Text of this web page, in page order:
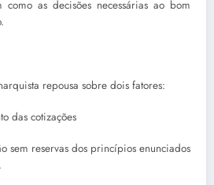
como as decisões necessárias ao bom
repousa sobre dois fatores:
das cotizações
sem reservas dos princípios enunciados